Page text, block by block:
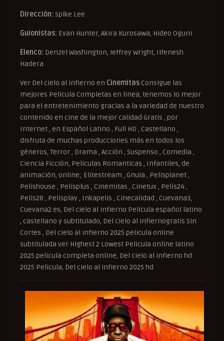
Dirección: Spike Lee
Guionistas: Evan Hunter, Akira Kurosawa, Hideo Oguni
Elenco: Denzel Washington, Jeffrey Wright, Ilfenesh
Hadera
Ver Del cielo al infierno en Cinemitas Consigue las
mejores Pelicula Completas en linea, tenemos lo mejor
para el entretenimiento gracias a la variedad de nuestro
contenido en cine de la mejor calidad Gratis , por
Internet , en Español Latino , Full HD , Castellano ,
disfruta de muchas producciones más en todos los
géneros, Terror , Drama , Acción , Suspenso , Comedia ,
Ciencia Ficción, Peliculas Romanticas , Infantiles, de
animación, online; Elitestream , Gnula , Pelisplanet ,
Pelishouse , Pelisplus , Cinemitas , Cinetux , Pelis24 ,
Pelis28 , Pelisplay , Inkapelis , Cinecalidad , Cuevana3,
Cuevana2.es, Del cielo al infierno Pelicula español latino
, castellano y subtitulado, Del cielo al infiernogratis Sin
Cortes , Del cielo al infierno 2025 pelicula online
subtitulada ver Highest 2 Lowest Pelicula online latino
2025 pelicula completa online, Del cielo al infierno hd
2025 Pelicula, Del cielo al infierno 2025 hd